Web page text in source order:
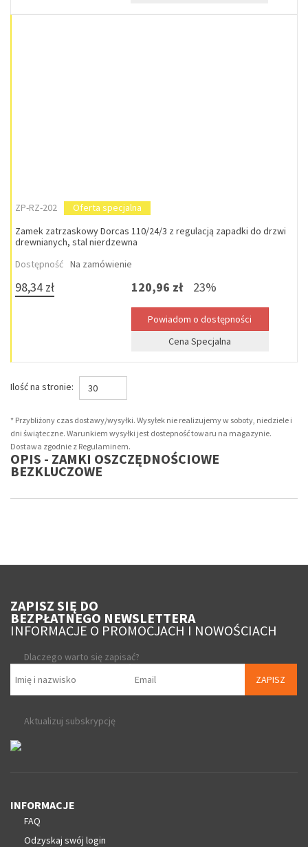
ZP-RZ-202
Oferta specjalna
Zamek zatrzaskowy Dorcas 110/24/3 z regulacją zapadki do drzwi
drewnianych, stal nierdzewna
Dostępność Na zamówienie
98,34 zł 120,96 zł 23%
Cena Specjalna
Ilość na stronie: 30
* Przybliżony czas dostawy/wysyłki. Wysyłek nie realizujemy w soboty, niedziele i
dni świąteczne. Warunkiem wysyłki jest dostepność towaru na magazynie.
Dostawa zgodnie z Regulaminem.
OPIS - ZAMKI OSZCZĘDNOŚCIOWE
BEZKLUCZOWE
ZAPISZ SIĘ DO
BEZPŁATNEGO NEWSLETTERA
INFORMACJE O PROMOCJACH I NOWOŚCIACH
Dlaczego warto się zapisać?
ZAPISZ
Aktualizuj subskrypcję
INFORMACJE
FAQ
Odzyskaj swój login